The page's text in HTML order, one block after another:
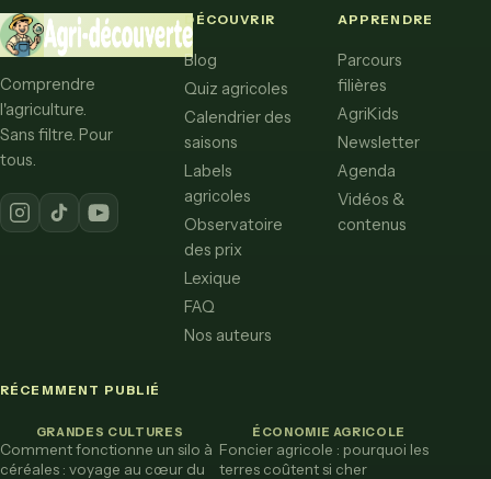
Comprendre
l'agriculture.
Sans filtre. Pour
tous.
DÉCOUVRIR
Blog
Quiz agricoles
Calendrier des
saisons
Labels
agricoles
Observatoire
des prix
Lexique
FAQ
Nos auteurs
APPRENDRE
Parcours
filières
AgriKids
Newsletter
Agenda
Vidéos &
contenus
RÉCEMMENT PUBLIÉ
GRANDES CULTURES
Comment fonctionne un silo à
céréales : voyage au cœur du
ÉCONOMIE AGRICOLE
Foncier agricole : pourquoi les
terres coûtent si cher